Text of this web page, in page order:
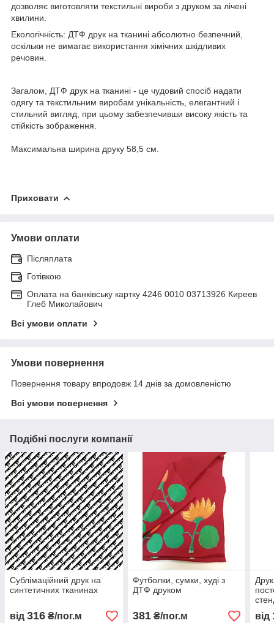
дозволяє виготовляти текстильні вироби з друком за лічені
хвилини.
Екологічність: ДТФ друк на тканині абсолютно безпечний,
оскільки не вимагає використання хімічних шкідливих
речовин.
Загалом, ДТФ друк на тканині - це чудовий спосіб надати
одягу та текстильним виробам унікальність, елегантний і
стильний вигляд, при цьому забезпечивши високу якість та
стійкість зображення.
Максимальна ширина друку 58,5 см.
Приховати
Умови оплати
Післяплата
Готівкою
Оплата на банківську картку 4246 0010 03713926 Киреев
Глеб Миколайович
Всі умови оплати
Умови повернення
Повернення товару впродовж 14 днів за домовленістю
Всі умови повернення
Подібні послуги компанії
Сублімаційний друк на
синтетичних тканинах
від 316 ₴/пог.м
Футболки, сумки, худі з
ДТФ друком
381₴/пог.м від